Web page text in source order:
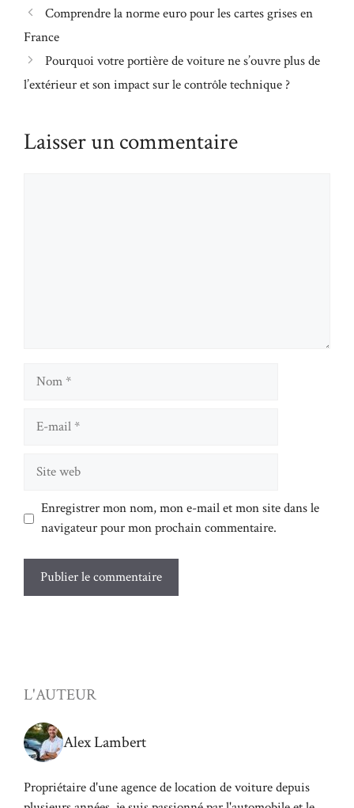
Comprendre la norme euro pour les cartes grises en
France
Pourquoi votre portière de voiture ne s’ouvre plus de
l’extérieur et son impact sur le contrôle technique ?
Laisser un commentaire
Enregistrer mon nom, mon e-mail et mon site dans le
navigateur pour mon prochain commentaire.
L'AUTEUR
Alex Lambert
Propriétaire d'une agence de location de voiture depuis